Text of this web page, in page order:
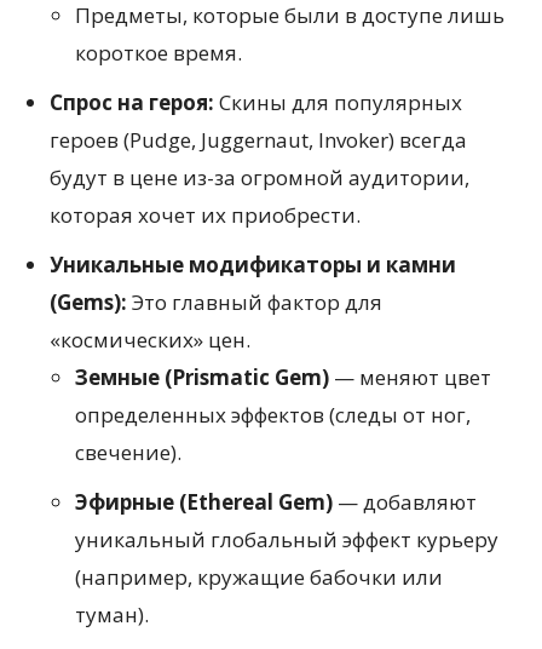
Предметы, которые были в доступе лишь
короткое время.
Спрос на героя: Скины для популярных
героев (Pudge, Juggernaut, Invoker) всегда
будут в цене из-за огромной аудитории,
которая хочет их приобрести.
Уникальные модификаторы и камни
(Gems): Это главный фактор для
«космических» цен.
Земные (Prismatic Gem) — меняют цвет
определенных эффектов (следы от ног,
свечение).
Эфирные (Ethereal Gem) — добавляют
уникальный глобальный эффект курьеру
(например, кружащие бабочки или
туман).